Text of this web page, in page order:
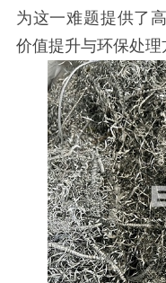
为这一难题提供了
价值提升与环保处理